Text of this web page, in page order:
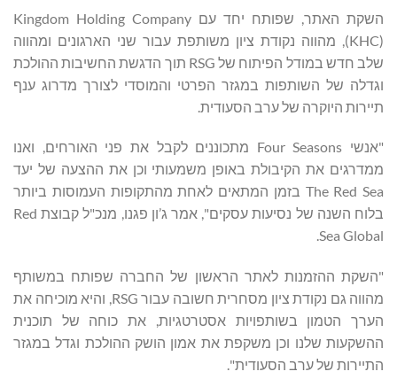
השקת האתר, שפותח יחד עם Kingdom Holding Company
‏(KHC), מהווה נקודת ציון משותפת עבור שני הארגונים ומהווה
שלב חדש במודל הפיתוח של RSG תוך הדגשת החשיבות ההולכת
וגדלה של השותפות במגזר הפרטי והמוסדי לצורך מדרוג ענף
תיירות היוקרה של ערב הסעודית.
"אנשי Four Seasons מתכוננים לקבל את פני האורחים, ואנו
ממדרגים את הקיבולת באופן משמעותי וכן את ההצעה של יעד
The Red Sea בזמן המתאים לאחת מהתקופות העמוסות ביותר
בלוח השנה של נסיעות עסקים", אמר ג’ון פגנו, מנכ"ל קבוצת Red
Sea Global.
"השקת ההזמנות לאתר הראשון של החברה שפותח במשותף
מהווה גם נקודת ציון מסחרית חשובה עבור RSG, והיא מוכיחה את
הערך הטמון בשותפויות אסטרטגיות, את כוחה של תוכנית
ההשקעות שלנו וכן משקפת את אמון הושק ההולכת וגדל במגזר
התיירות של ערב הסעודית".